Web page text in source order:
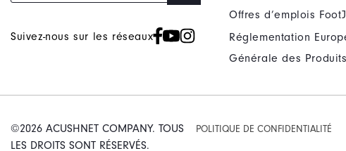
Suivez-nous sur les réseaux
Offres d’emplois
Réglementation
Générale des Produits
©2026 ACUSHNET COMPANY. TOUS
LES DROITS SONT RÉSERVÉS.
POLITIQUE DE CONFIDENTIALITÉ